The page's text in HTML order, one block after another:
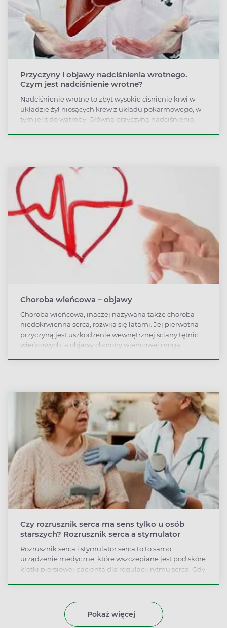
Przyczyny i objawy nadciśnienia wrotnego.
Czym jest nadciśnienie wrotne?
Nadciśnienie wrotne to zbyt wysokie ciśnienie krwi w
układzie żył niosących krew z układu pokarmowego, w
tym jelit do wątroby. Główną przyczyną nadciśnienia
Choroba wieńcowa – objawy
Choroba wieńcowa, inaczej nazywana także chorobą
niedokrwienną serca, rozwija się latami. Jej pierwotną
przyczyną jest uszkodzenie wewnętrznej ściany tętnic
wieńcowych, a objawy choroby wieńcowej mogą
Czy rozrusznik serca ma sens tylko u osób
starszych? Rozrusznik serca a stymulator
Rozrusznik serca i stymulator serca to to samo
urządzenie medyczne, które wszczepiane jest pod skórę
klatki piersiowej pacjenta dla regulacji rytmu serca. Gdy
Pokaż więcej